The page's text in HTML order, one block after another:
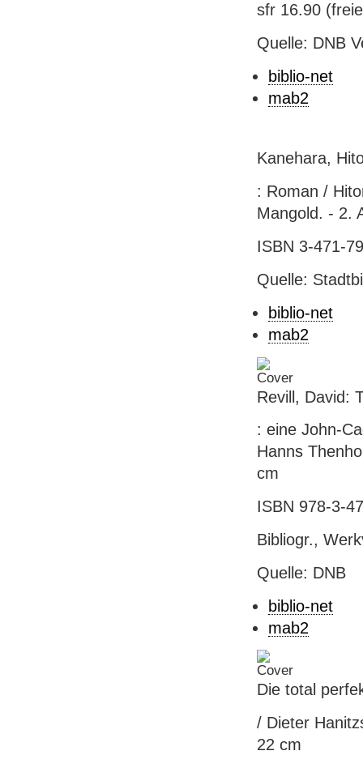
sfr 16.90
Quelle: DNB
biblio-net
mab2
Kanehara,
: Roman /
Mangold. - 2.
ISBN 3-471-
Quelle:
biblio-net
mab2
Revill, David:
: eine John-
Hanns
cm
ISBN 978-3-
Bibliogr.,
Quelle: DNB
biblio-net
mab2
Die total
/ Dieter
22 cm